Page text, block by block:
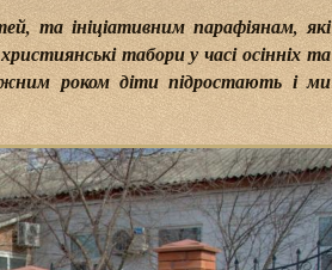
та ініціативним парафіянам, які
табори у часі осінніх та
роком діти підростають і ми